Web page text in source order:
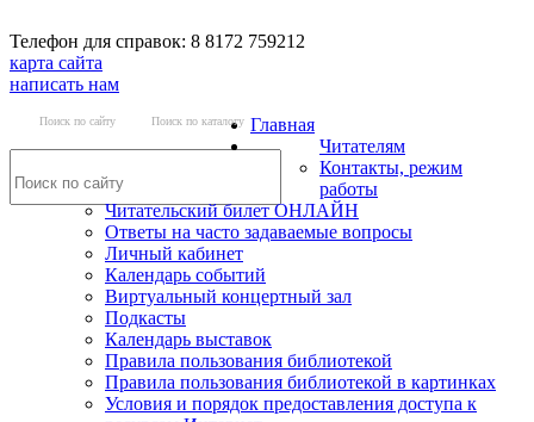
Телефон для справок: 8 8172 759212
карта сайта
написать нам
Поиск по сайту Поиск по каталогу Главная
Читателям
Контакты, режим
работы
Читательский билет ОНЛАЙН
Ответы на часто задаваемые вопросы
Личный кабинет
Календарь событий
Виртуальный концертный зал
Подкасты
Календарь выставок
Правила пользования библиотекой
Правила пользования библиотекой в картинках
Условия и порядок предоставления доступа к